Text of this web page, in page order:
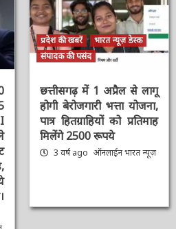
प्रदेश की खबरें
भारत न्यूज़ डेस्क
संपादक की पसंद
छत्तीसगढ़ में 1 अप्रैल से लागू
होगी बेरोजगारी भत्ता योजना,
पात्र हितग्राहियों को प्रतिमाह
मिलेंगे 2500 रूपये